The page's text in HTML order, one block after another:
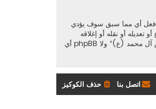
فعل أي مما سبق سوف يؤدي
أو نقله أو إغلاقه
حسب رأيهم. وأنت بصفتك مشتركا أو مستخدما توافق أن تخزن المعلومات المدخلة كلها سابقًا في قاعدة بيانات. وحيث أن هذه المعلومات لن تُـعرض إلى أي جهة ثالثة دون علمك، لن يتحمل ”مجالس آل محمد (ع)“ ولا phpBB أي
حذف الكوكيز اتصل بنا